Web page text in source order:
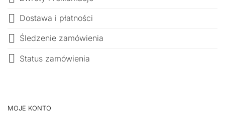
Dostawa i płatności
Śledzenie zamówienia
Status zamówienia
MOJE KONTO